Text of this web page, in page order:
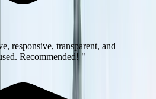
responsive, transparent, and
Recommended! "